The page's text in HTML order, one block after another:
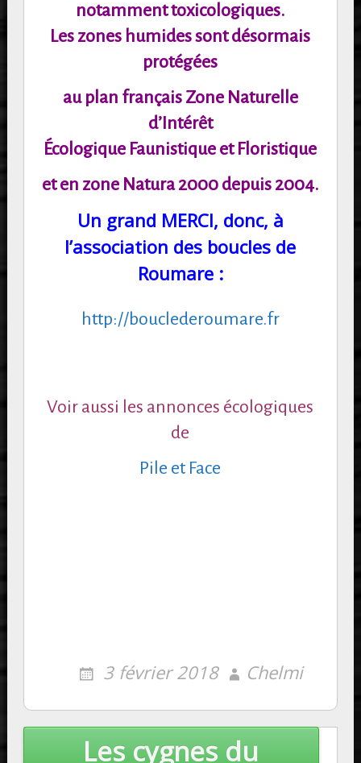
notamment toxicologiques.
Les zones humides sont désormais
protégées
au plan français Zone Naturelle
d’Intérêt
Écologique Faunistique et Floristique
et en zone Natura 2000 depuis 2004.
Un grand MERCI, donc, à
l’association des boucles de
Roumare :
http://bouclederoumare.fr
Voir aussi les annonces écologiques
de
Pile et Face
3 février 2018 Chelmi
Les cygnes du